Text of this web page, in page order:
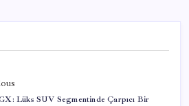
Lüks SUV Segmentinde Çarpıcı Bir